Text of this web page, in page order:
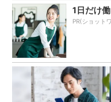
1日だけ
PR(ショット